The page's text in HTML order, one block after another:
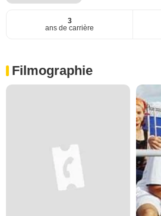
3
ans de carrière
Filmographie